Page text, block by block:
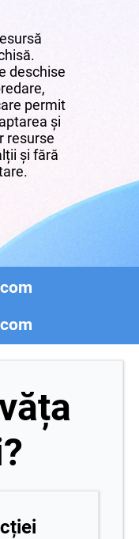
deschise
permit
și
resurse
și fără